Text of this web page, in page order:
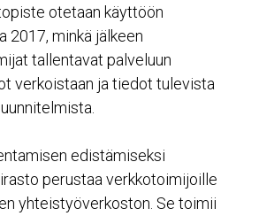
otetaan käyttöön
2017, minkä jälkeen
tallentavat palveluun
verkoistaan ja tiedot tulevista
edistämiseksi
perustaa verkkotoimijoille
yhteistyöverkoston. Se toimii